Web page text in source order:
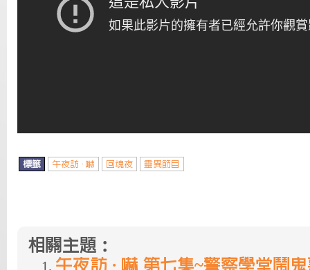
標籤 午夜訪 · 嚇 回魂夜 靈異節目
相關主題：
午夜訪 · 嚇 第七集~警察學堂鬧